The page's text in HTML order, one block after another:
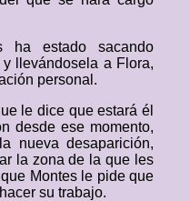
ha estado sacando
llevándosela a Flora,
personal.
le dice que estará él
desde ese momento,
nueva desaparición,
la zona de la que les
Montes le pide que
su trabajo.